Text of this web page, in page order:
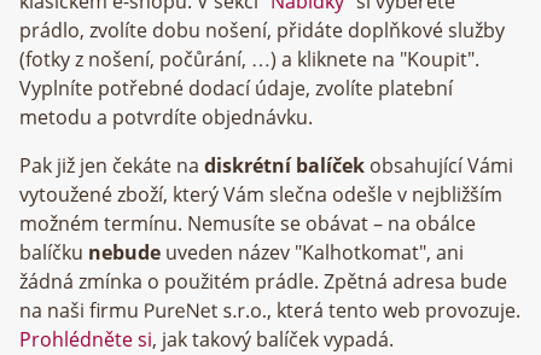
prádlo, zvolíte dobu nošení, přidáte doplňkové služby
(fotky z nošení, počůrání, …) a kliknete na "Koupit".
Vyplníte potřebné dodací údaje, zvolíte platební
metodu a potvrdíte objednávku.
Pak již jen čekáte na diskrétní balíček obsahující Vámi
vytoužené zboží, který Vám slečna odešle v nejbližším
možném termínu. Nemusíte se obávat – na obálce
balíčku nebude uveden název "Kalhotkomat", ani
žádná zmínka o použitém prádle. Zpětná adresa bude
na naši firmu
, která tento web provozuje.
Prohlédněte si, jak takový balíček vypadá.